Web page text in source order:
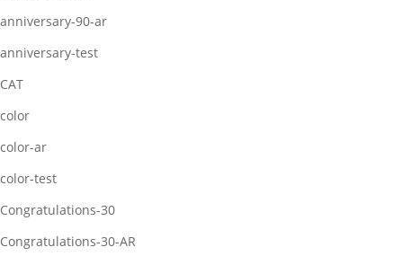
anniversary-90-ar
anniversary-test
CAT
color
color-ar
color-test
Congratulations-30
Congratulations-30-AR